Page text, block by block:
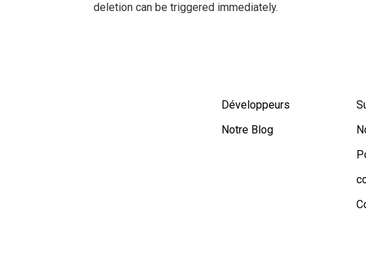
deletion can be triggered immediately.
Développeurs
Notre Blog